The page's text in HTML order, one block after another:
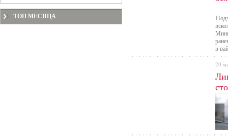
ТОП МЕСЯЦА
в
20